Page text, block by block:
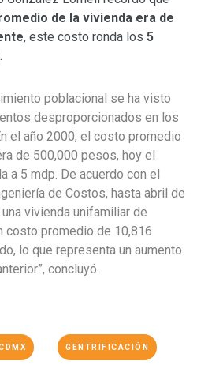
de la vivienda era de
, este costo ronda los 5
poblacional se ha visto
desproporcionados en los
el año 2000, el costo promedio
de 500,000 pesos, hoy el
a 5 mdp. De acuerdo con el
de Costos, hasta abril de
vivienda unifamiliar de
costo promedio de 10,816
lo que representa un aumento
concluyó.
GENTRIFICACIÓN